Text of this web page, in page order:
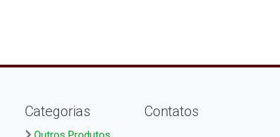
Contatos
Categorias